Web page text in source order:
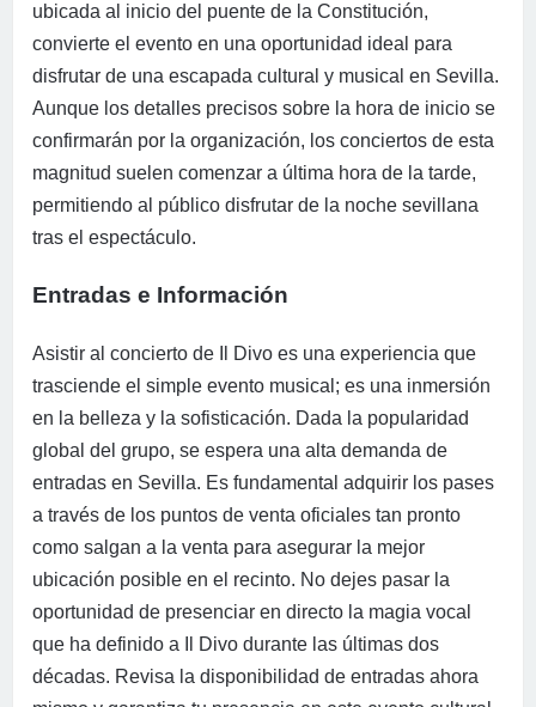
ubicada al inicio del puente de la Constitución,
convierte el evento en una oportunidad ideal para
disfrutar de una escapada cultural y musical en Sevilla.
Aunque los detalles precisos sobre la hora de inicio se
confirmarán por la organización, los conciertos de esta
magnitud suelen comenzar a última hora de la tarde,
permitiendo al público disfrutar de la noche sevillana
tras el espectáculo.
Entradas e Información
Asistir al concierto de Il Divo es una experiencia que
trasciende el simple evento musical; es una inmersión
en la belleza y la sofisticación. Dada la popularidad
global del grupo, se espera una alta demanda de
entradas en Sevilla. Es fundamental adquirir los pases
a través de los puntos de venta oficiales tan pronto
como salgan a la venta para asegurar la mejor
ubicación posible en el recinto. No dejes pasar la
oportunidad de presenciar en directo la magia vocal
que ha definido a Il Divo durante las últimas dos
décadas. Revisa la disponibilidad de entradas ahora